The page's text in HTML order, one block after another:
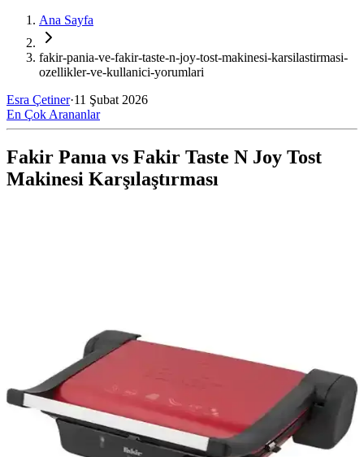
Ana Sayfa
fakir-pania-ve-fakir-taste-n-joy-tost-makinesi-karsilastirmasi-
ozellikler-ve-kullanici-yorumlari
Esra Çetiner·11 Şubat 2026
En Çok Arananlar
Fakir Panıa vs Fakir Taste N Joy Tost
Makinesi Karşılaştırması